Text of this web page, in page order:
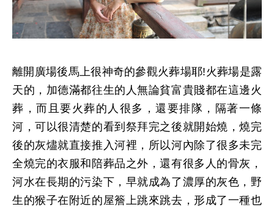
離開廣場後馬上很神奇的參觀火葬場耶!火葬場是露
天的，加德滿都往生的人無論貧富貴賤都在這邊火
葬，而且要火葬的人很多，還要排隊，隔著一條
河，可以很清楚的看到祭拜完之後就開始燒，燒完
後的灰燼就直接推入河裡，所以河內除了很多未完
全燒完的衣服和陪葬品之外，還有很多人的骨灰，
河水在長期的污染下，早就成為了濃厚的灰色，野
生的猴子在附近的屋簷上跳來跳去，形成了一種也